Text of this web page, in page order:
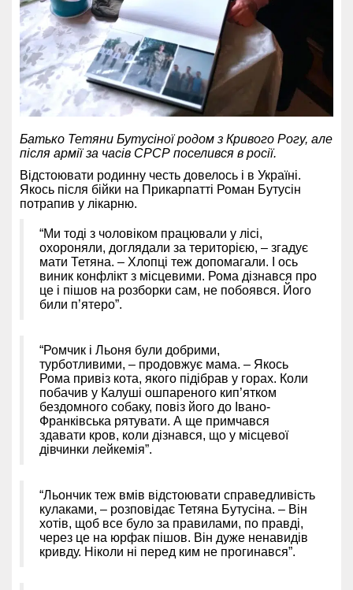
Батько Тетяни Бутусіної родом з Кривого Рогу, але
після армії за часів СРСР поселився в росії.
Відстоювати родинну честь довелось і в Україні.
Якось після бійки на Прикарпатті Роман Бутусін
потрапив у лікарню.
“Ми тоді з чоловіком працювали у лісі,
охороняли, доглядали за територією, – згадує
мати Тетяна. – Хлопці теж допомагали. І ось
виник конфлікт з місцевими. Рома дізнався про
це і пішов на розборки сам, не побоявся. Його
били п’ятеро”.
“Ромчик і Льоня були добрими,
турботливими, – продовжує мама. – Якось
Рома привіз кота, якого підібрав у горах. Коли
побачив у Калуші ошпареного кип’ятком
бездомного собаку, повіз його до Івано-
Франківська рятувати. А ще примчався
здавати кров, коли дізнався, що у місцевої
дівчинки лейкемія”.
“Льончик теж вмів відстоювати справедливість
кулаками, – розповідає Тетяна Бутусіна. – Він
хотів, щоб все було за правилами, по правді,
через це на юрфак пішов. Він дуже ненавидів
кривду. Ніколи ні перед ким не прогинався”.